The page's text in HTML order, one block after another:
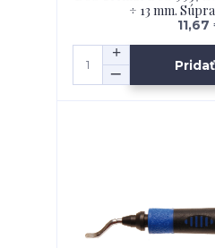
÷ 13 mm.
11,67